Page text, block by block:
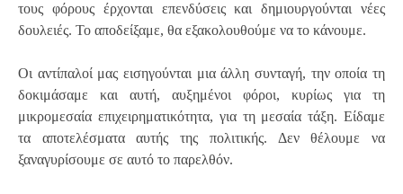
τους φόρους έρχονται επενδύσεις και δημιουργούνται νέες
δουλειές. Το αποδείξαμε, θα εξακολουθούμε να το κάνουμε.
Οι αντίπαλοί μας εισηγούνται μια άλλη συνταγή, την οποία τη
δοκιμάσαμε και αυτή, αυξημένοι φόροι, κυρίως για τη
μικρομεσαία επιχειρηματικότητα, για τη μεσαία τάξη. Είδαμε
τα αποτελέσματα αυτής της πολιτικής. Δεν θέλουμε να
ξαναγυρίσουμε σε αυτό το παρελθόν.